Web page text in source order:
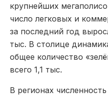
крупнейших
число легковых и
за последний год
тыс. В столице
общее количество
всего 1,1 тыс.
В регионах